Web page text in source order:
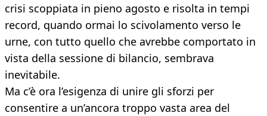
crisi scoppiata in pieno agosto e risolta in tempi
record, quando ormai lo scivolamento verso le
urne, con tutto quello che avrebbe comportato in
vista della sessione di bilancio, sembrava
inevitabile.
Ma c’è ora l’esigenza di unire gli sforzi per
consentire a un’ancora troppo vasta area del